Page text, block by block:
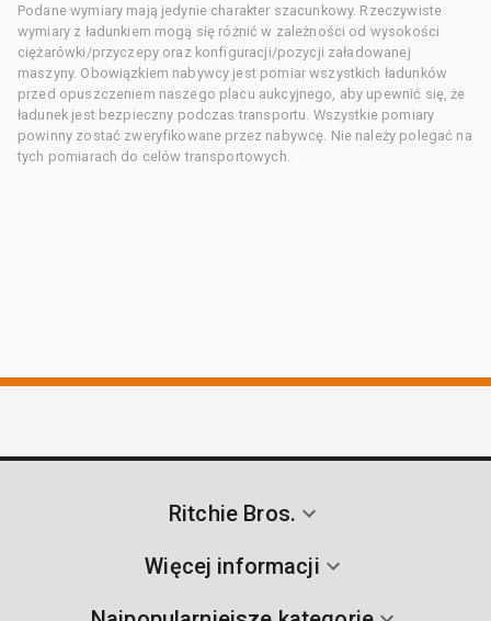
Podane wymiary mają jedynie charakter szacunkowy. Rzeczywiste
wymiary z ładunkiem mogą się różnić w zależności od wysokości
ciężarówki/przyczepy oraz konfiguracji/pozycji załadowanej
maszyny. Obowiązkiem nabywcy jest pomiar wszystkich ładunków
przed opuszczeniem naszego placu aukcyjnego, aby upewnić się, że
ładunek jest bezpieczny podczas transportu. Wszystkie pomiary
powinny zostać zweryfikowane przez nabywcę. Nie należy polegać na
tych pomiarach do celów transportowych.
Ritchie Bros.
Więcej informacji